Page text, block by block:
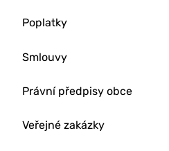
Poplatky
Smlouvy
Právní předpisy obce
Veřejné zakázky